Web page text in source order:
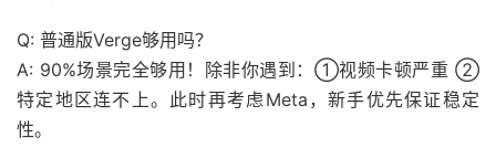
Q: 普通版Verge够用吗？
A: 90%场景完全够用！除非你遇到：①视频卡顿严重 ②
特定地区连不上。此时再考虑Meta，新手优先保证稳定
性。